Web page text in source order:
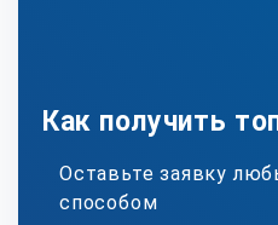
Как получить
Оставьте заявку
способом